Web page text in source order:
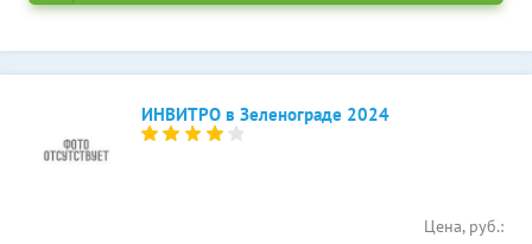
ИНВИТРО в Зеленограде 2024
Цена, руб.: